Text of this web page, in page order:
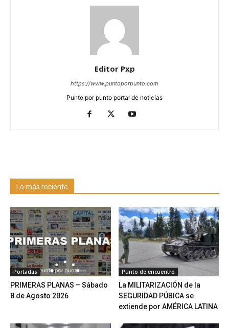
Editor Pxp
https://www.puntoporpunto.com
Punto por punto portal de noticias
Lo más reciente
Portadas
PRIMERAS PLANAS – Sábado
8 de Agosto 2026
Punto de encuentro
La MILITARIZACIÓN de la
SEGURIDAD PÚBICA se
extiende por AMÉRICA LATINA